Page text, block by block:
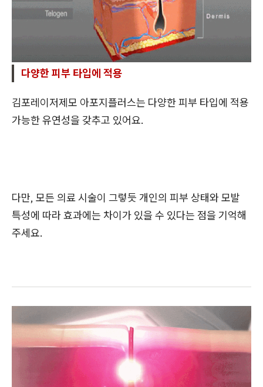
다양한 피부 타입에 적용
김포레이저제모 아포지플러스는 다양한 피부 타입에 적용
가능한 유연성을 갖추고 있어요.
다만, 모든 의료 시술이 그렇듯 개인의 피부 상태와 모발
특성에 따라 효과에는 차이가 있을 수 있다는 점을 기억해
주세요.